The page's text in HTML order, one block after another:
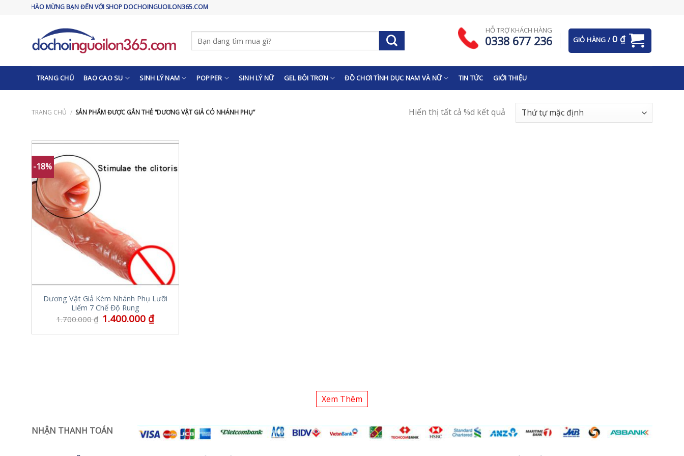
CHÀO MỪNG BẠN ĐẾN VỚI SHOP DOCHOINGUOILON365.COM
Tìm
kiếm:
HỖ TRỢ KHÁCH HÀNG
0338 677 236 GIỎ HÀNG / 0 ₫
TRANG CHỦ BAO CAO SU SINH LÝ NAM POPPER SINH LÝ NỮ GEL BÔI TRƠN ĐỒ CHƠI TÌNH DỤC NAM VÀ NỮ TIN TỨC GIỚI THIỆU
TRANG CHỦ / SẢN PHẨM ĐƯỢC GẮN THẺ “DƯƠNG VẬT GIẢ CÓ NHÁNH PHỤ” Hiển thị tất cả %d kết quả
-18%
Dương Vật Giả Kèm Nhánh Phụ Lưỡi
Liếm 7 Chế Độ Rung
1.700.000₫ 1.400.000 ₫
Xem Thêm
NHẬN THANH TOÁN